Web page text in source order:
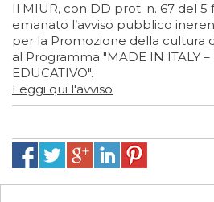
Il MIUR, con DD prot. n. 67 del 5
emanato l’avviso pubblico
per la Promozione della cultura
al Programma "MADE IN ITALY
EDUCATIVO".
Leggi qui l'avviso